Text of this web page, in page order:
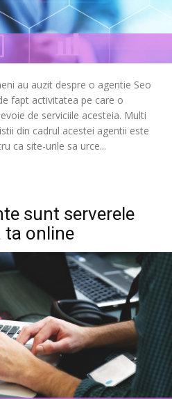
au auzit despre o agentie Seo
fapt activitatea pe care o
de serviciile acesteia. Multi
din cadrul acestei agentii este
ca site-urile sa urce...
sunt serverele
ta online